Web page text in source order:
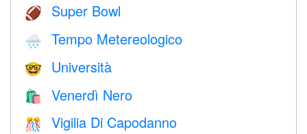
🏈 Super Bowl
🌧 Tempo Metereologico
🤓 Università
🛍 Venerdì Nero
🎊 Vigilia Di Capodanno